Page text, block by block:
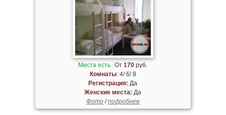
Места есть От170 руб.
Комнаты: 4/ 6/ 8
Регистрация: Да
Женские места: Да
Фото/подробнее